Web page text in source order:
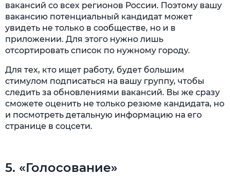
вакансий со всех регионов России. Поэтому вашу
вакансию потенциальный кандидат может
увидеть не только в сообществе, но и в
приложении. Для этого нужно лишь
отсортировать список по нужному городу.
Для тех, кто ищет работу, будет большим
стимулом подписаться на вашу группу, чтобы
следить за обновлениями вакансий. Вы же сразу
сможете оценить не только резюме кандидата, но
и посмотреть детальную информацию на его
странице в соцсети.
5. «Голосование»